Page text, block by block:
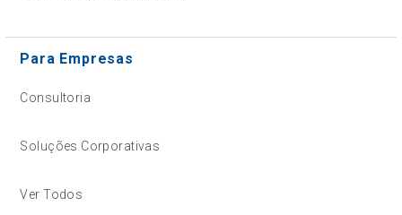
Para Empresas
Consultoria
Soluções Corporativas
Ver Todos